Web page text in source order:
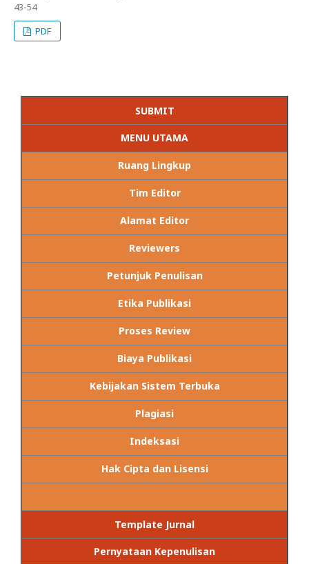
43-54
PDF
SUBMIT
MENU UTAMA
Ruang Lingkup
Tim Editor
Alamat Editor
Reviewers
Petunjuk Penulisan
Etika Publikasi
Proses Review
Biaya Publikasi
Kebijakan Sistem Terbuka
Plagiasi
Indeksasi
Hak Cipta dan Lisensi
Template Jurnal
Pernyataan Kepenulisan